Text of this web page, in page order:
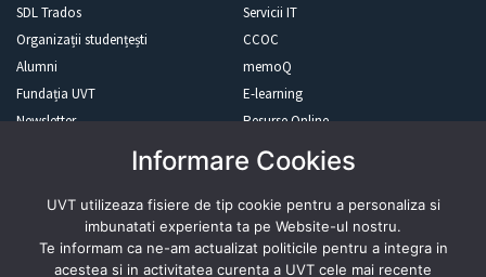
SDL Trados
Organizații studențești
Alumni
Fundația UVT
Newsletter
Servicii IT
CCOC
memoQ
E-learning
Resurse Online
Revista presei
Informare Cookies
UVT utilizeaza fisiere de tip cookie pentru a personaliza si
imbunatati experienta ta pe Website-ul nostru.
Te informam ca ne-am actualizat politicile pentru a integra in
acestea si in activitatea curenta a UVT cele mai recente